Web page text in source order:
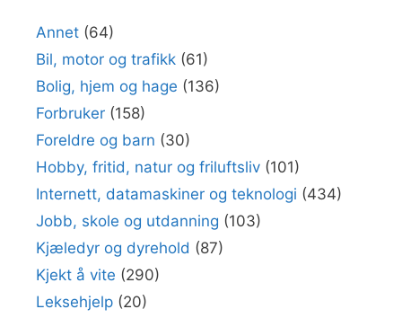
Annet (64)
Bil, motor og trafikk (61)
Bolig, hjem og hage (136)
Forbruker (158)
Foreldre og barn (30)
Hobby, fritid, natur og friluftsliv (101)
Internett, datamaskiner og teknologi (434)
Jobb, skole og utdanning (103)
Kjæledyr og dyrehold (87)
Kjekt å vite (290)
Leksehjelp (20)